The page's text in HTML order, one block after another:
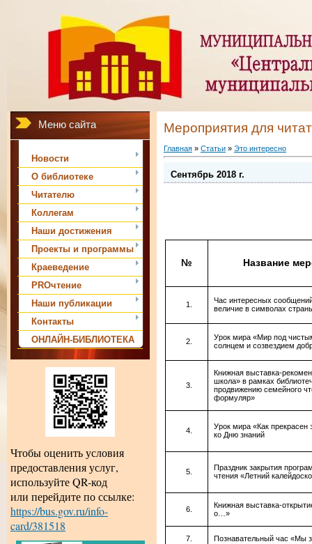
Меню сайта
Новости
О библиотеке
Читателю
Коллегам
Наши достижения
Проекты и программы
Краеведение
PROчтение
Наши публикации
Контакты
ОНЛАЙН-БИБЛИОТЕКА
Чтобы оценить условия
предоставления услуг,
используйте QR-код
или перейдите по ссылке:
https://bus.gov.ru/info-
card/381518
Мероприятия для
Главная » Статьи » Это интересно
Сентябрь 2018 г.
№ Название
Час интересных
величие в символах
Урок мира «Мир под
солнцем и созвездием
Книжная выставка-
школа» в рамках
продвижению семейного
формуляр»
Урок мира «Как прекрасен
ко Дню знаний
Праздник закрытия
чтения «Летний
Книжная выставка-
о…»
Познавательный час «Мы